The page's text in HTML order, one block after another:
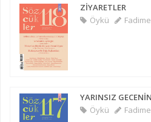
ZİYARETLER
Öykü
YARINSIZ
Öykü